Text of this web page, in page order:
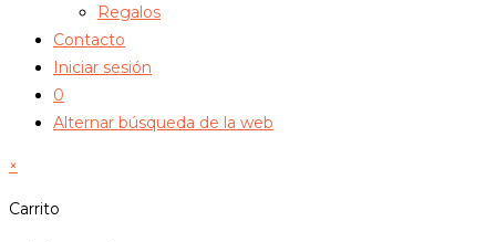
Regalos
Contacto
Iniciar sesión
0
Alternar búsqueda de la web
×
Carrito